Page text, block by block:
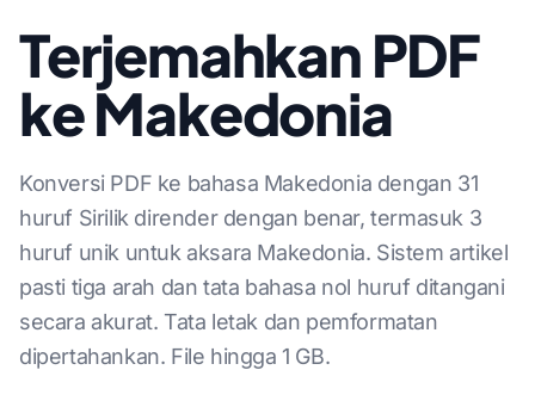
Terjemahkan PDF
ke Makedonia
Konversi PDF ke bahasa Makedonia dengan 31
huruf Sirilik dirender dengan benar, termasuk 3
huruf unik untuk aksara Makedonia. Sistem artikel
pasti tiga arah dan tata bahasa nol huruf ditangani
secara akurat. Tata letak dan pemformatan
dipertahankan. File hingga 1 GB.